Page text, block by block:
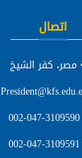
اتصال
مصر، كفر الشيخ